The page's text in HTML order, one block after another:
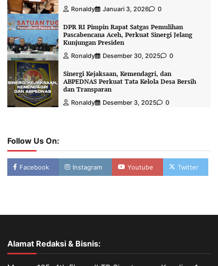
Ronaldy Januari 3, 2026 0
DPR RI Pimpin Rapat Satgas Pemulihan
Pascabencana Aceh, Perkuat Sinergi Jelang
Kunjungan Presiden
Ronaldy Desember 30, 2025 0
Sinergi Kejaksaan, Kemendagri, dan
ABPEDNAS Perkuat Tata Kelola Desa Bersih
dan Transparan
Ronaldy Desember 3, 2025 0
Follow Us On:
Facebook Instagram Youtube Twitter
Alamat Redaksi & Bisnis: